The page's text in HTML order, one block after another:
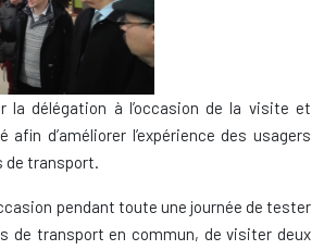
la délégation à l’occasion de la visite et
afin d’améliorer l’expérience des usagers
de transport.
pendant toute une journée de tester
de transport en commun, de visiter deux